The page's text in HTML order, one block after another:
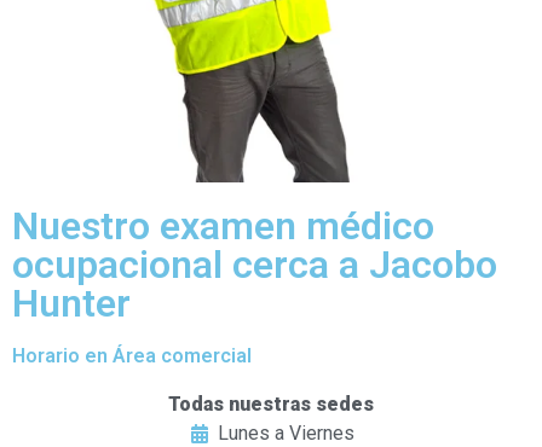
Nuestro examen médico
ocupacional cerca a Jacobo
Hunter
Horario en Área comercial
Todas nuestras sedes
Lunes a Viernes